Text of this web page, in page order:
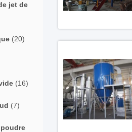
jet de
(20)
(16)
(7)